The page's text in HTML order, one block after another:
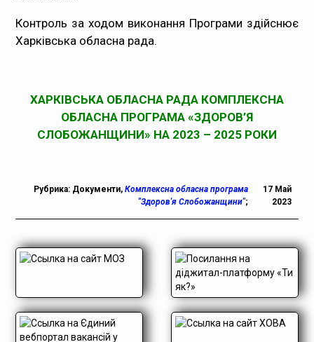
Контроль за ходом виконання Програми здійснює
Харківська обласна рада.
ХАРКІВСЬКА ОБЛАСНА РАДА КОМПЛЕКСНА
ОБЛАСНА ПРОГРАМА «ЗДОРОВ’Я
СЛОБОЖАНЩИНИ» НА 2023 – 2025 РОКИ
Рубрика: Документи,Комплексна обласна програма
"Здоров'я Слобожанщини";
17 Май
2023